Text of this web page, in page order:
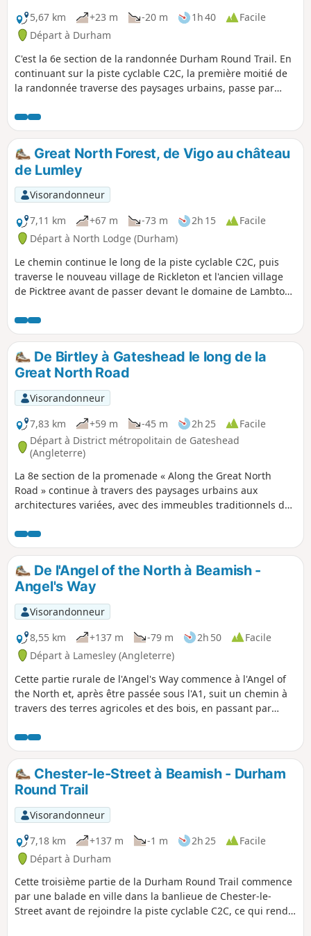
5,67 km
+23 m -20 m 1h 40
Facile
Départ à Durham
C'est la 6e section de la randonnée Durham Round Trail. En
continuant sur la piste cyclable C2C, la première moitié de
la randonnée traverse des paysages urbains, passe par
Trail, le chemin de la lumière, jusqu'à l'aire de pique-nique
de Rowley Station. La gare de Rowley se trouve maintenant
au Beamish Museum.
Great North Forest, de Vigo au château
de Lumley
Visorandonneur
7,11 km
+67 m -73 m 2h 15
Facile
Départ à North Lodge (Durham)
Le chemin continue le long de la piste cyclable C2C, puis
traverse le nouveau village de Rickleton et l'ancien village
de Picktree avant de passer devant le domaine de Lambton
château de Lumley, sur les rives de la Wear.
De Birtley à Gateshead le long de la
Great North Road
Visorandonneur
7,83 km
+59 m -45 m 2h 25
Facile
Départ à District métropolitain de Gateshead
(Angleterre)
La 8e section de la promenade « Along the Great North
Road » continue à travers des paysages urbains aux
architectures variées, avec des immeubles traditionnels de
jumelées victoriennes et d'entre-deux-guerres, ainsi que de
nombreuses auberges, anciennes et nouvelles, qui
témoignent de l'importance de la Great North Road. La
promenade passe également devant l'emblématique Angel
of the North et le magnifique parc victorien de Saltwell.
Prévoyez suffisamment de temps pour faire des détours.
De l'Angel of the North à Beamish -
Angel's Way
Visorandonneur
8,55 km
+137 m -79 m 2h 50
Facile
Départ à Lamesley (Angleterre)
Cette partie rurale de l'Angel's Way commence à l'Angel of
the North et, après être passée sous l'A1, suit un chemin à
travers des terres agricoles et des bois, en passant par
auras une vue sur la région où se trouvaient autrefois des
mines de charbon, notamment celles de Kibblesworth et
Bewicke Main.
Chester-le-Street à Beamish - Durham
Round Trail
Visorandonneur
7,18 km
+137 m -1 m 2h 25
Facile
Départ à Durham
Cette troisième partie de la Durham Round Trail commence
par une balade en ville dans la banlieue de Chester-le-
Street avant de rejoindre la piste cyclable C2C, ce qui rend